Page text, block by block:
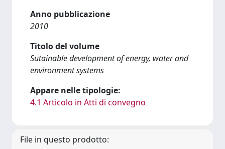
Anno pubblicazione
2010
Titolo del volume
Sutainable development of energy, water and
environment systems
Appare nelle tipologie:
4.1 Articolo in Atti di convegno
File in questo prodotto: